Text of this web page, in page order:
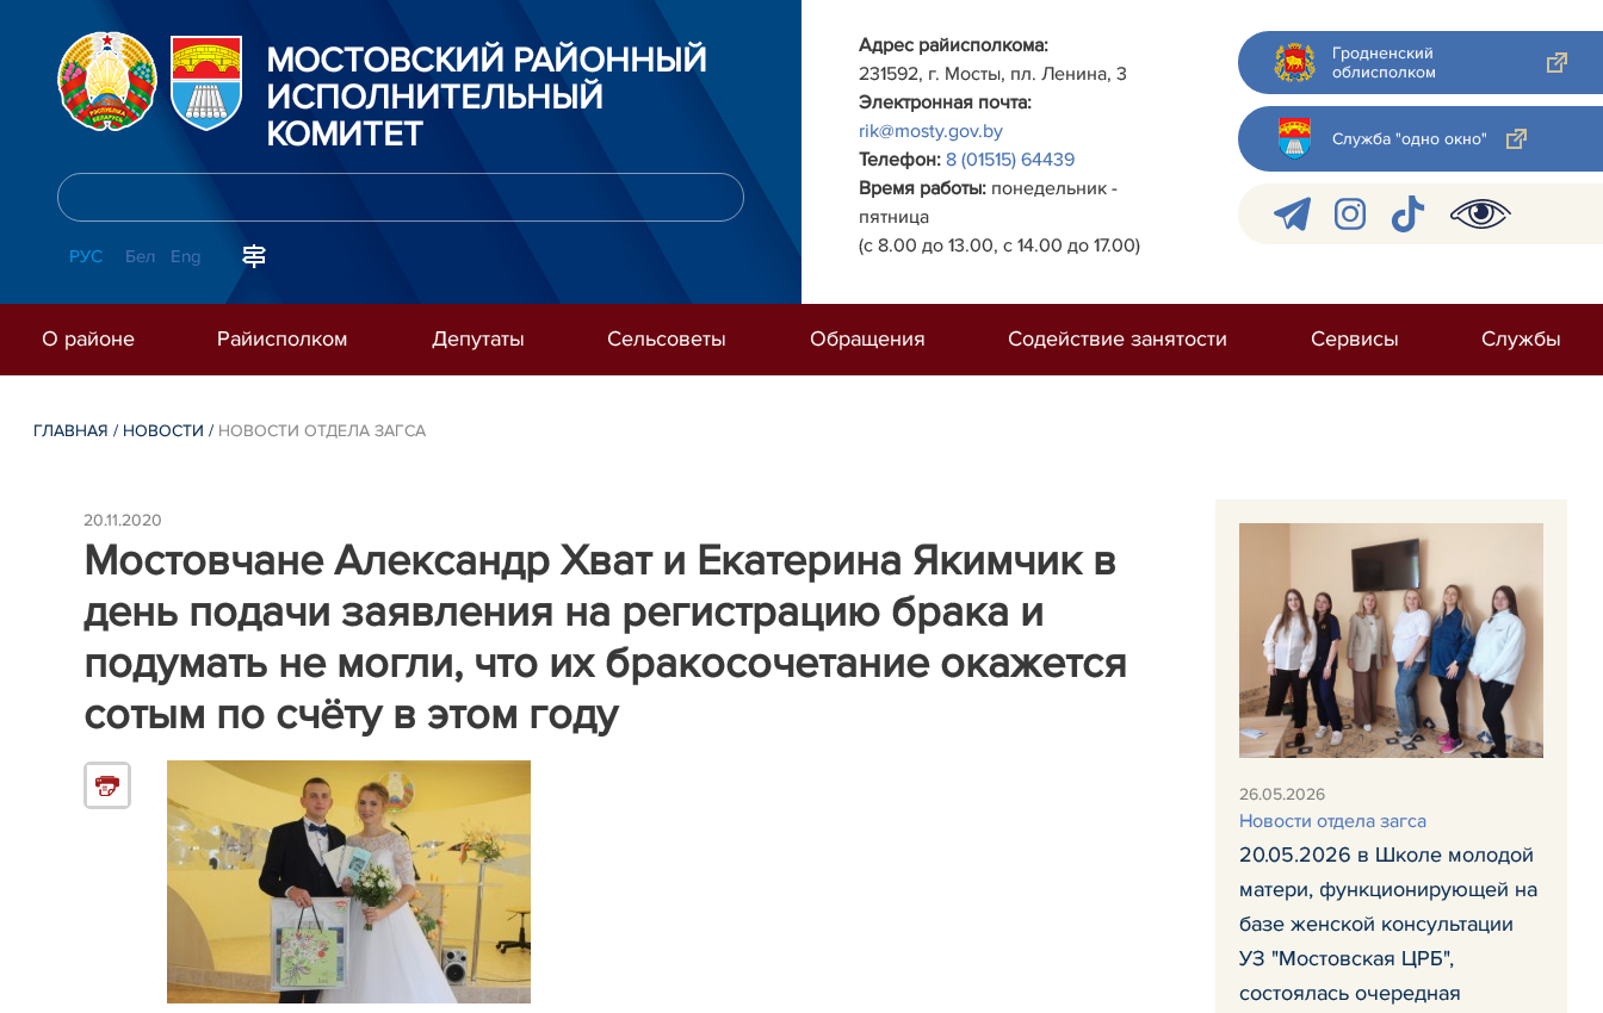
МОСТОВСКИЙ РАЙОННЫЙ
ИСПОЛНИТЕЛЬНЫЙ
КОМИТЕТ
РУС Бел Eng
Адрес райисполкома:
231592, г. Мосты, пл. Ленина, 3
Электронная почта:
rik@mosty.gov.by
Телефон: 8 (01515) 64439
Время работы: понедельник -
пятница
(с 8.00 до 13.00, с 14.00 до 17.00)
Гродненский
облисполком
Служба "одно окно"
О районе Райисполком Депутаты Сельсоветы Обращения Содействие занятости Сервисы Службы
ГЛАВНАЯ / НОВОСТИ / НОВОСТИ ОТДЕЛА ЗАГСА
20.11.2020
Мостовчане Александр Хват и Екатерина Якимчик в
день подачи заявления на регистрацию брака и
подумать не могли, что их бракосочетание окажется
сотым по счёту в этом году
26.05.2026
Новости отдела загса
20.05.2026 в Школе молодой
матери, функционирующей на
базе женской консультации
УЗ "Мостовская ЦРБ",
состоялась очередная